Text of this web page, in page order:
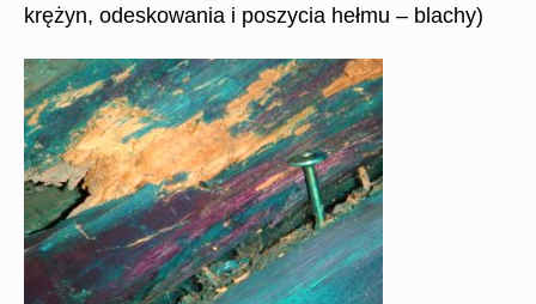
krężyn, odeskowania i poszycia hełmu – blachy)